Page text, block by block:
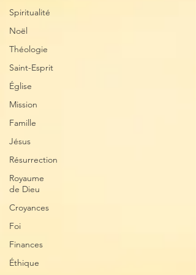
Spiritualité
Noël
Théologie
Saint-Esprit
Église
Mission
Famille
Jésus
Résurrection
Royaume
de Dieu
Croyances
Foi
Finances
Éthique